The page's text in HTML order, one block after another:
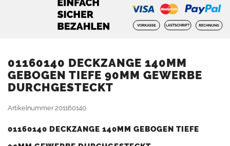
01160140 DECKZANGE 140MM
GEBOGEN TIEFE 90MM GEWERBE
DURCHGESTECKT
Artikelnummer201160140
01160140 DECKZANGE 140MM GEBOGEN TIEFE